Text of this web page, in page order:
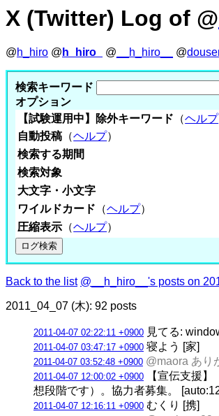
X (Twitter) Log of @
@h_hiro @ h_hiro_ @ __h_hiro__ @
検索キーワード
オプション
【試験運用中】除外キーワード （ヘルプ
自動投稿 （ヘルプ）
検索する期間
検索対象
大文字・小文字
ワイルドカード （ヘルプ）
圧縮表示 （ヘルプ）
Back to the list @__h_hiro__'s posts on
2011_04_07 (木): 92 posts
2011-04-07 02:22:11 +0900 見てる:
2011-04-07 03:47:17 +0900 寝よう [家]
2011-04-07 03:52:48 +0900 @maora あり
2011-04-07 12:00:02 +0900 【宣伝支援
想段階です）。協力者募集。
2011-04-07 12:16:11 +0900 むくり [携]